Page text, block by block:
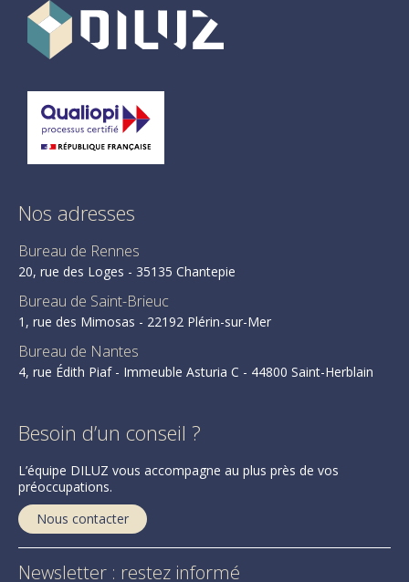
Nos adresses
Bureau de Rennes
20, rue des Loges - 35135 Chantepie
Bureau de Saint-Brieuc
1, rue des Mimosas - 22192 Plérin-sur-Mer
Bureau de Nantes
4, rue Édith Piaf - Immeuble Asturia C - 44800 Saint-Herblain
Besoin d’un conseil ?
L’équipe DILUZ vous accompagne au plus près de vos
préoccupations.
Nous contacter
Newsletter : restez informé